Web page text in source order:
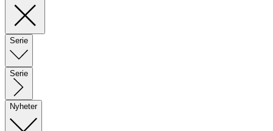
Serie
Serie
Nyheter